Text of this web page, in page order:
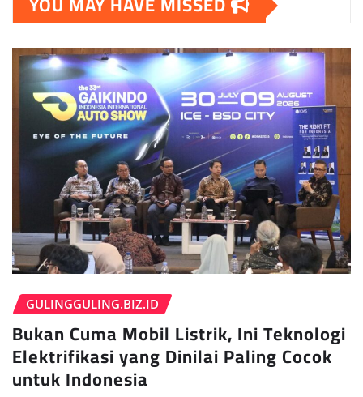
GULINGGULING.BIZ.ID
Bukan Cuma Mobil Listrik, Ini Teknologi
Elektrifikasi yang Dinilai Paling Cocok
untuk Indonesia